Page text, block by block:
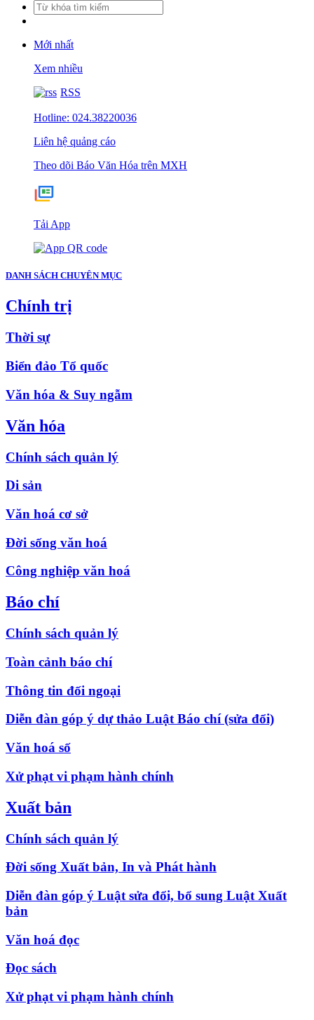
Mới nhất
Xem nhiều
RSS
Hotline: 024.38220036
Liên hệ quảng cáo
Theo dõi Báo Văn Hóa trên MXH
Tải App
DANH SÁCH CHUYÊN MỤC
Chính trị
Thời sự
Biển đảo Tổ quốc
Văn hóa & Suy ngẫm
Văn hóa
Chính sách quản lý
Di sản
Văn hoá cơ sở
Đời sống văn hoá
Công nghiệp văn hoá
Báo chí
Chính sách quản lý
Toàn cảnh báo chí
Thông tin đối ngoại
Diễn đàn góp ý dự thảo Luật Báo chí (sửa đổi)
Văn hoá số
Xử phạt vi phạm hành chính
Xuất bản
Chính sách quản lý
Đời sống Xuất bản, In và Phát hành
Diễn đàn góp ý Luật sửa đổi, bổ sung Luật Xuất
bản
Văn hoá đọc
Đọc sách
Xử phạt vi phạm hành chính